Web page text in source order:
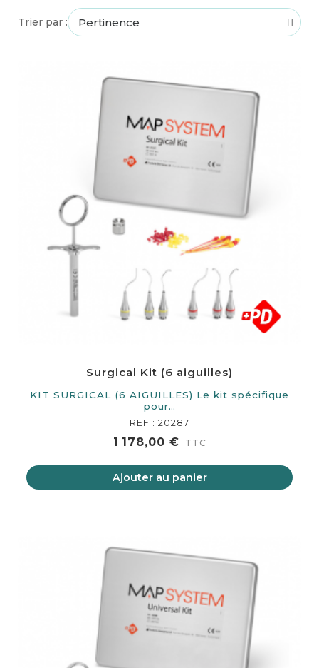
Trier par :
Surgical Kit (6 aiguilles)
KIT SURGICAL (6 AIGUILLES) Le kit spécifique
pour…
REF : 20287
1 178,00 € TTC
Ajouter au panier